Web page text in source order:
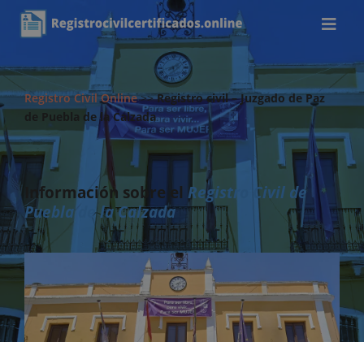
Registro Civil Online>>Registro civil – Juzgado de Paz
de Puebla de la Calzada
Información sobre el Registro Civil de
Puebla de la Calzada